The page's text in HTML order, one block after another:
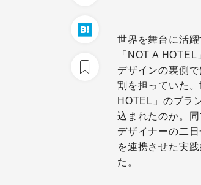
世界を舞台に活
「NOT A HOTEL
デザインの裏側
割を担っていた
HOTEL」のブラ
込まれたのか。
デザイナーの二
を連携させた実
た。